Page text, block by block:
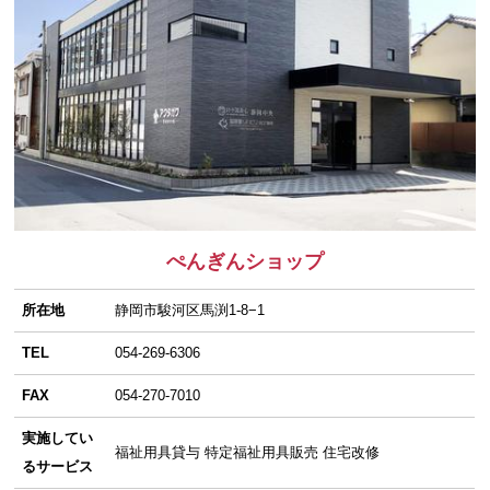
ぺんぎんショップ
所在地 静岡市駿河区馬渕1-8−1
TEL 054-269-6306
FAX 054-270-7010
実施してい
るサービス
福祉用具貸与 特定福祉用具販売 住宅改修